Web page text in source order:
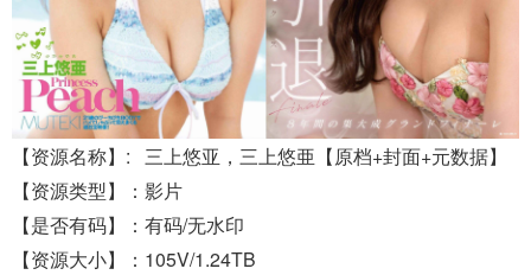
【资源名称】: 三上悠亚，三上悠亜【原档+封面+元数据】
【资源类型】：影片
【是否有码】：有码/无水印
【资源大小】：105V/1.24TB